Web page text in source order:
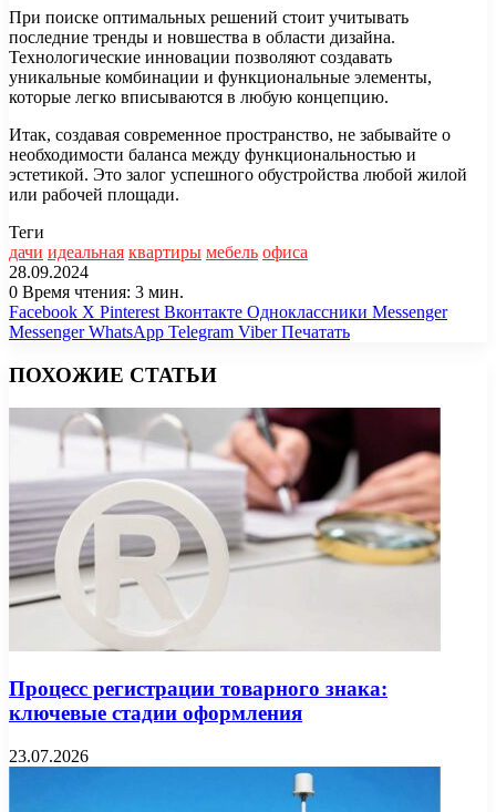
При поиске оптимальных решений стоит учитывать
последние тренды и новшества в области дизайна.
Технологические инновации позволяют создавать
уникальные комбинации и функциональные элементы,
которые легко вписываются в любую концепцию.
Итак, создавая современное пространство, не забывайте о
необходимости баланса между функциональностью и
эстетикой. Это залог успешного обустройства любой жилой
или рабочей площади.
Теги
дачи идеальная квартиры мебель офиса
28.09.2024
0 Время чтения: 3 мин.
Facebook X Pinterest Вконтакте Одноклассники Messenger
Messenger WhatsApp Telegram Viber Печатать
ПОХОЖИЕ СТАТЬИ
Процесс регистрации товарного знака:
ключевые стадии оформления
23.07.2026